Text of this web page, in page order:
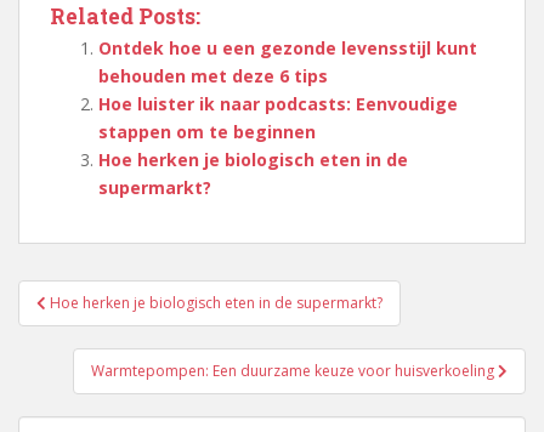
Related Posts:
Ontdek hoe u een gezonde levensstijl kunt
behouden met deze 6 tips
Hoe luister ik naar podcasts: Eenvoudige
stappen om te beginnen
Hoe herken je biologisch eten in de
supermarkt?
Berichtnavigatie
Hoe herken je biologisch eten in de supermarkt?
Warmtepompen: Een duurzame keuze voor huisverkoeling